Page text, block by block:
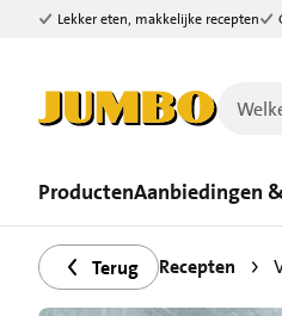
Ga naar zoeken
Ga naar hoofdinhoud
Lekker eten, makkelijke recepten
ProductenAanbiedingen
Terug Recepten